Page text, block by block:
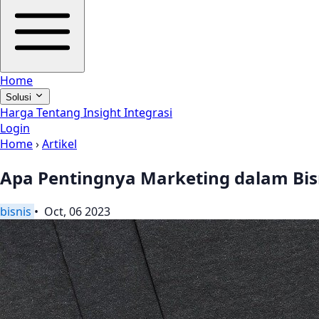
Home
Solusi
Harga Tentang InsightIntegrasi
Login
Home›Artikel
Apa Pentingnya Marketing dalam
bisnis • Oct, 06 2023